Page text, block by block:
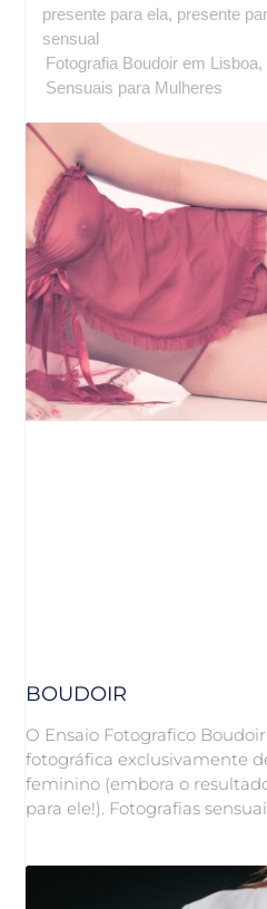
presente para ela, presente
sensual
Fotografia Boudoir em
Sensuais para Mulheres
BOUDOIR
O Ensaio Fotografico
fotográfica exclusivamente
feminino (embora o
para ele!). Fotografias